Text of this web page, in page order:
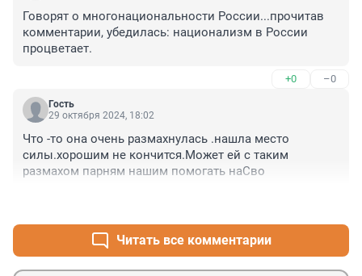
Говорят о многонациональности России...прочитав
комментарии, убедилась: национализм в России
процветает.
+0 –0
Гость
29 октября 2024, 18:02
Что -то она очень размахнулась .нашла место
силы.хорошим не кончится.Может ей с таким
размахом парням нашим помогать наСво
Читать все комментарии